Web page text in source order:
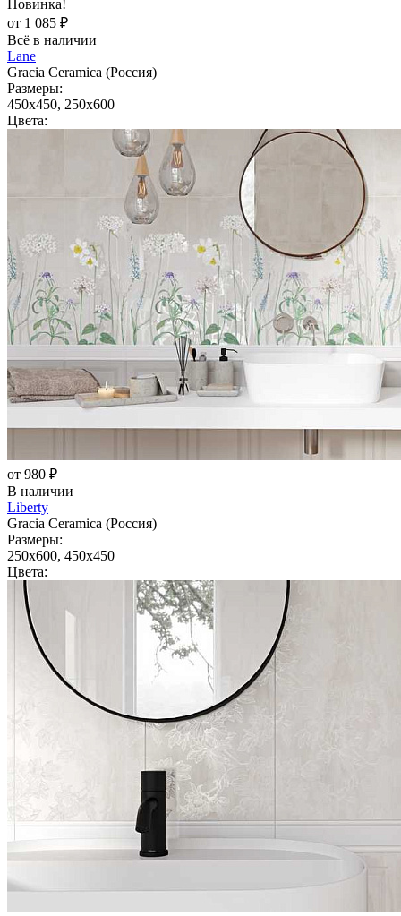
Новинка!
от 1 085 ₽
Всё в наличии
Lane
Gracia Ceramica (Россия)
Размеры:
450x450, 250x600
Цвета:
от 980 ₽
В наличии
Liberty
Gracia Ceramica (Россия)
Размеры:
250x600, 450x450
Цвета: